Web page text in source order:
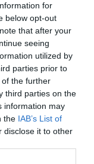
for
below opt-out
that after your
seeing
utilized by
parties prior to
the further
third parties on the
information may
the IAB’s List of
disclose it to other